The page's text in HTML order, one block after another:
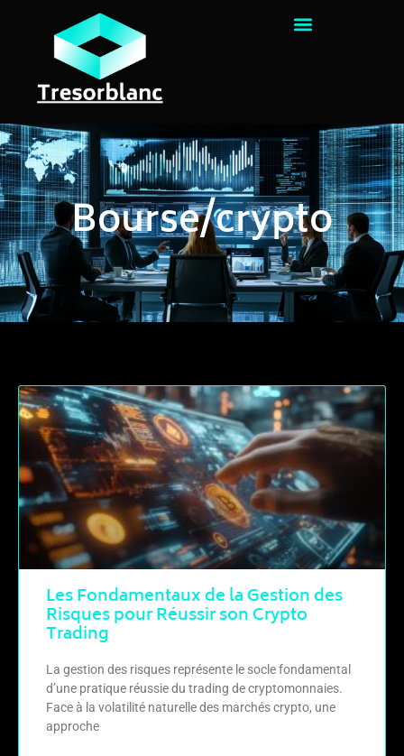
Bourse/crypto
Les Fondamentaux de la Gestion des
Risques pour Réussir son Crypto
Trading
La gestion des risques représente le socle fondamental
d’une pratique réussie du trading de cryptomonnaies.
Face à la volatilité naturelle des marchés crypto, une
approche